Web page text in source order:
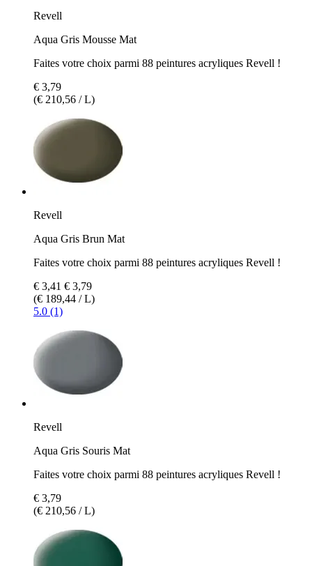
Revell
Aqua Gris Mousse Mat
Faites votre choix parmi 88 peintures acryliques Revell !
€ 3,79
(€ 210,56 / L)
Revell
Aqua Gris Brun Mat
Faites votre choix parmi 88 peintures acryliques Revell !
€ 3,41 € 3,79
(€ 189,44 / L)
5.0 (1)
Revell
Aqua Gris Souris Mat
Faites votre choix parmi 88 peintures acryliques Revell !
€ 3,79
(€ 210,56 / L)